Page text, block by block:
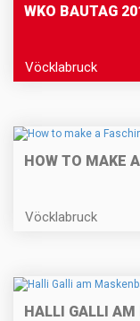
WKO BAUTAG
Vöcklabruck
HOW TO MAKE
Vöcklabruck
HALLI GALLI